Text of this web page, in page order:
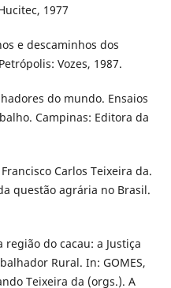
1977
e descaminhos dos
Vozes, 1987.
do mundo. Ensaios
Campinas: Editora da
Carlos Teixeira da.
questão agrária no Brasil.
região do cacau: a Justiça
Rural. In: GOMES,
Teixeira da (orgs.). A